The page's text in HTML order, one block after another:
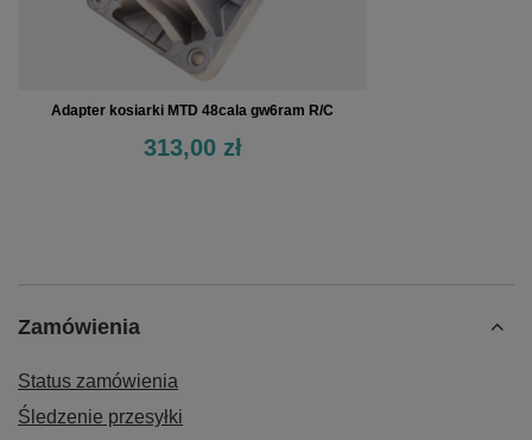
Adapter kosiarki MTD 48cala gw6ram R/C
313,00 zł
Zamówienia
Status zamówienia
Śledzenie przesyłki